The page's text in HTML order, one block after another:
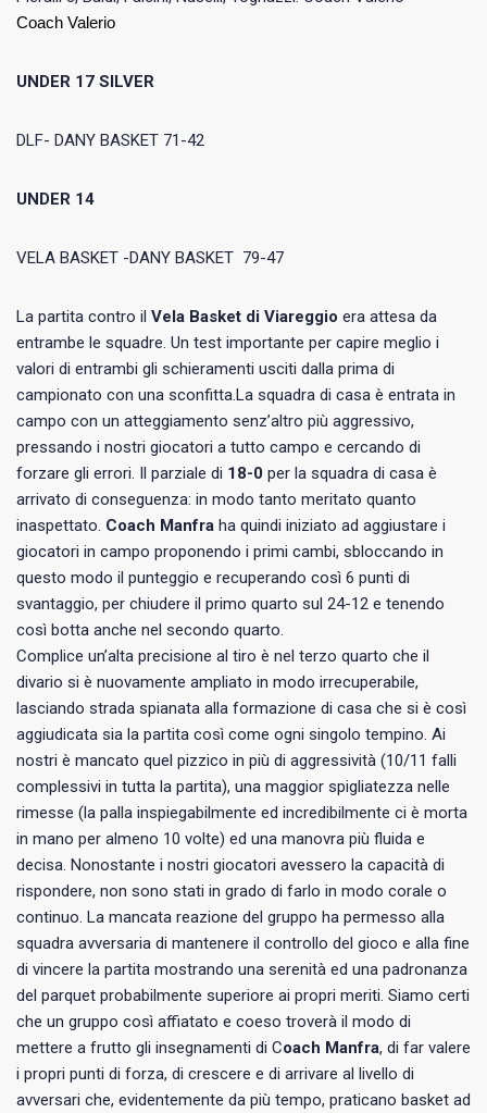
Coach Valerio
UNDER 17 SILVER
DLF- DANY BASKET 71-42
UNDER 14
VELA BASKET -DANY BASKET 79-47
La partita contro il Vela Basket di Viareggio era attesa da
entrambe le squadre. Un test importante per capire meglio i
valori di entrambi gli schieramenti usciti dalla prima di
campionato con una sconfitta.La squadra di casa è entrata in
campo con un atteggiamento senz’altro più aggressivo,
pressando i nostri giocatori a tutto campo e cercando di
forzare gli errori. Il parziale di 18-0 per la squadra di casa è
arrivato di conseguenza: in modo tanto meritato quanto
inaspettato. Coach Manfra ha quindi iniziato ad aggiustare i
giocatori in campo proponendo i primi cambi, sbloccando in
questo modo il punteggio e recuperando così 6 punti di
svantaggio, per chiudere il primo quarto sul 24-12 e tenendo
così botta anche nel secondo quarto.
Complice un’alta precisione al tiro è nel terzo quarto che il
divario si è nuovamente ampliato in modo irrecuperabile,
lasciando strada spianata alla formazione di casa che si è così
aggiudicata sia la partita così come ogni singolo tempino. Ai
nostri è mancato quel pizzico in più di aggressività (10/11 falli
complessivi in tutta la partita), una maggior spigliatezza nelle
rimesse (la palla inspiegabilmente ed incredibilmente ci è morta
in mano per almeno 10 volte) ed una manovra più fluida e
decisa. Nonostante i nostri giocatori avessero la capacità di
rispondere, non sono stati in grado di farlo in modo corale o
continuo. La mancata reazione del gruppo ha permesso alla
squadra avversaria di mantenere il controllo del gioco e alla fine
di vincere la partita mostrando una serenità ed una padronanza
del parquet probabilmente superiore ai propri meriti. Siamo certi
che un gruppo così affiatato e coeso troverà il modo di
mettere a frutto gli insegnamenti di Coach Manfra, di far valere
i propri punti di forza, di crescere e di arrivare al livello di
avversari che, evidentemente da più tempo, praticano basket ad